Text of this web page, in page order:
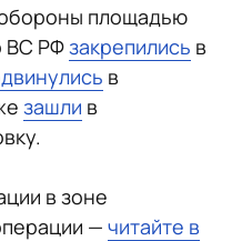
площадью
ВС РФзакрепились в
в
зашли в
в зоне
— читайте в